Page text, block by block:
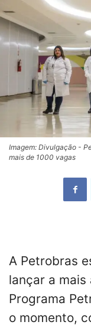
Imagem: Divulgação -
mais de 1000 vagas
A Petrobras
lançar a
Programa
o momento,